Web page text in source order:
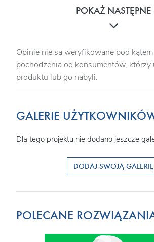
POKAŻ NASTĘPNE
Opinie nie są weryfikowane pod
pochodzenia od konsumentów, którzy
produktu lub go nabyli.
GALERIE
Dla tego projektu nie dodano jeszcze
DODAJ SWOJĄ GALERIĘ
POLECANE